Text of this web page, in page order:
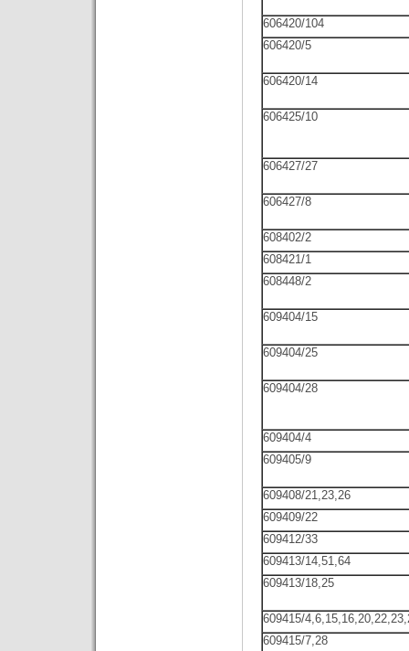
606420/104
606420/5
606420/14
606425/10
606427/27
606427/8
608402/2
608421/1
608448/2
609404/15
609404/25
609404/28
609404/4
609405/9
609408/21,23,26
609409/22
609412/33
609413/14,51,64
609413/18,25
609415/
609415/7,28